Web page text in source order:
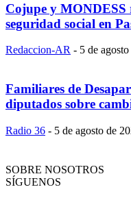
Cojupe y MONDESS
seguridad social en
Redaccion-AR - 5 de
Familiares de
diputados sobre
Radio 36 - 5 de agosto de
SOBRE NOSOTROS
SÍGUENOS